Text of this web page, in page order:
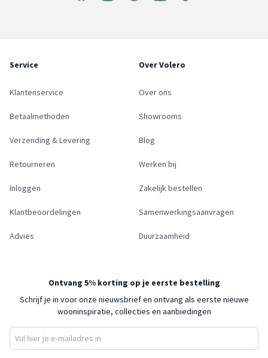
Service
Klantenservice
Betaalmethoden
Verzending & Levering
Retourneren
Inloggen
Klantbeoordelingen
Advies
Over Volero
Over ons
Showrooms
Blog
Werken bij
Zakelijk bestellen
Samenwerkingsaanvragen
Duurzaamheid
Ontvang 5% korting op je eerste bestelling
Schrijf je in voor onze nieuwsbrief en ontvang als eerste nieuwe
wooninspiratie, collecties en aanbiedingen